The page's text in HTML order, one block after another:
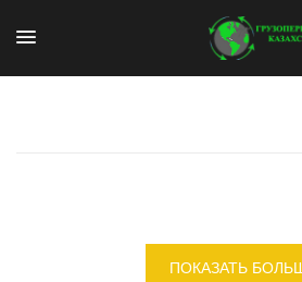
ПОКАЗАТЬ